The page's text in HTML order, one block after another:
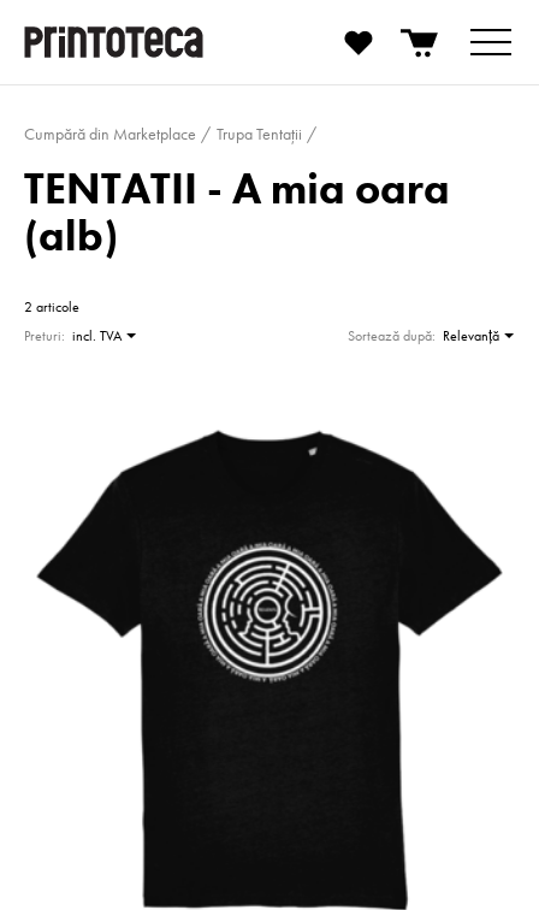
Cumpără din Marketplace Trupa Tentații
TENTATII - A mia oara
(alb)
2 articole
Preturi: incl. TVA Sortează după: Relevanţă